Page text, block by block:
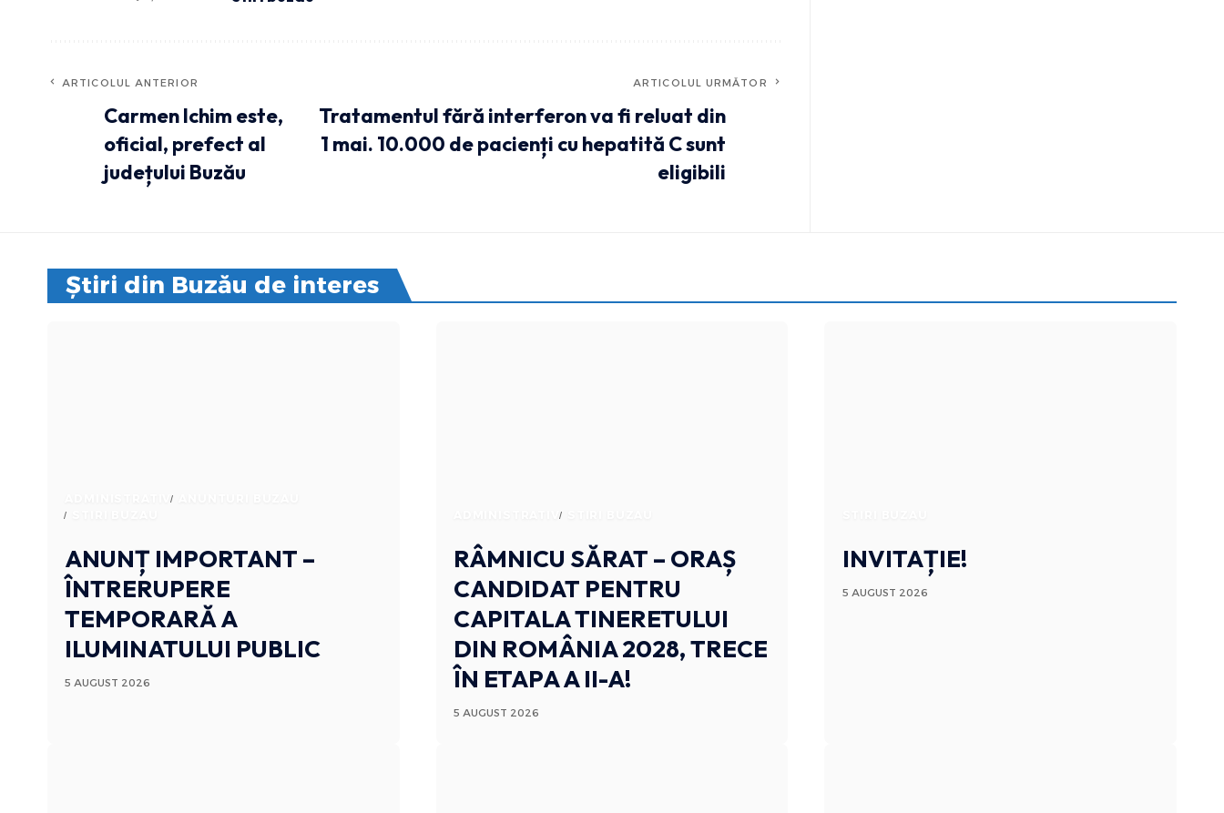
ARTICOLUL ANTERIOR
Carmen Ichim este,
oficial, prefect al
județului Buzău
ARTICOLUL URMĂTOR
Tratamentul fără interferon va fi reluat din
1 mai. 10.000 de pacienți cu hepatită C sunt
eligibili
Știri din Buzău de interes
ADMINISTRATIV
ANUNȚ IMPORTANT –
ÎNTRERUPERE
TEMPORARĂ A
ILUMINATULUI PUBLIC
5 AUGUST 2026
ADMINISTRATIV
RÂMNICU SĂRAT – ORAȘ
CANDIDAT PENTRU
CAPITALA TINERETULUI
DIN ROMÂNIA 2028, TRECE
ÎN ETAPA A II-A!
5 AUGUST 2026
INVITAȚIE!
5 AUGUST 2026